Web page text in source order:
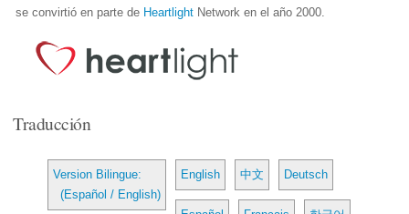
se convirtió en parte de Heartlight Network en el año 2000.
Traducción
Version Bilingue:
(Español / English)
English 中文 Deutsch